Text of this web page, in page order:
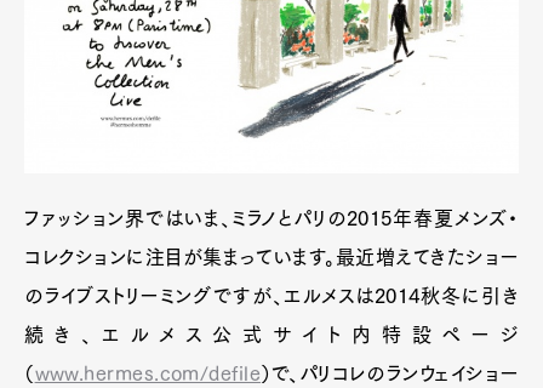
ファッション界ではいま、ミラノとパリの2015年春夏メンズ・
コレクションに注目が集まっています。最近増えてきたショー
のライブストリーミングですが、エルメスは2014秋冬に引き
続き、エルメス公式サイト内特設ページ
（www.hermes.com/defile）で、パリコレのランウェイショー